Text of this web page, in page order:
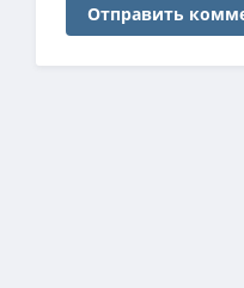
Отправить